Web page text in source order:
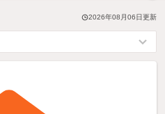
2026年08月06日更新